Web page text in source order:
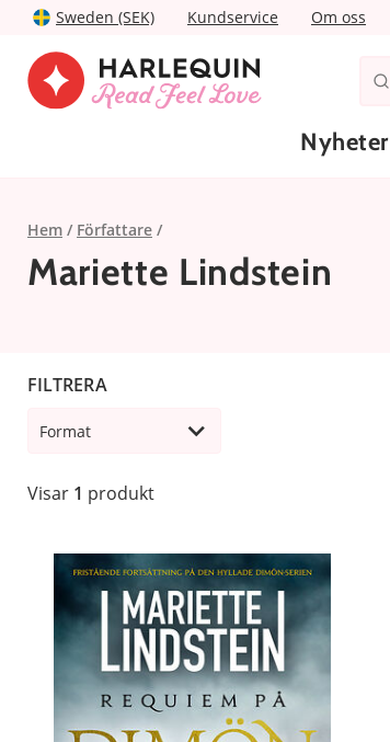
Sweden (SEK) Kundservice Om oss
Nyheter
Hem Författare
Mariette Lindstein
FILTRERA
Format
Visar 1 produkt